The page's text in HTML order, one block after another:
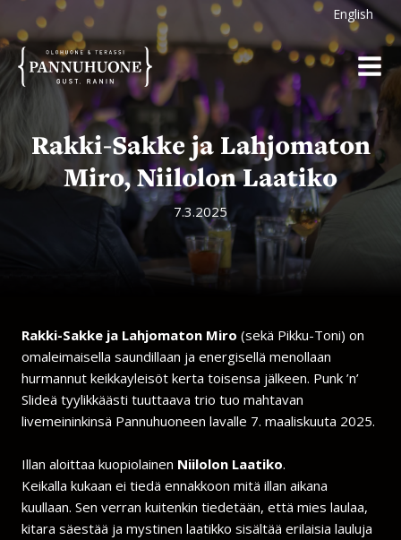
sisältöön
English
Rakki-Sakke ja Lahjomaton
Miro, Niilolon Laatiko
7.3.2025
Rakki-Sakke ja Lahjomaton Miro (sekä Pikku-Toni) on
omaleimaisella saundillaan ja energisellä menollaan
hurmannut keikkayleisöt kerta toisensa jälkeen. Punk ’n’
Slideä tyylikkäästi tuuttaava trio tuo mahtavan
livemeininkinsä Pannuhuoneen lavalle 7. maaliskuuta 2025.
Illan aloittaa kuopiolainen Niilolon Laatiko.
Keikalla kukaan ei tiedä ennakkoon mitä illan aikana
kuullaan. Sen verran kuitenkin tiedetään, että mies laulaa,
kitara säestää ja mystinen laatikko sisältää erilaisia lauluja